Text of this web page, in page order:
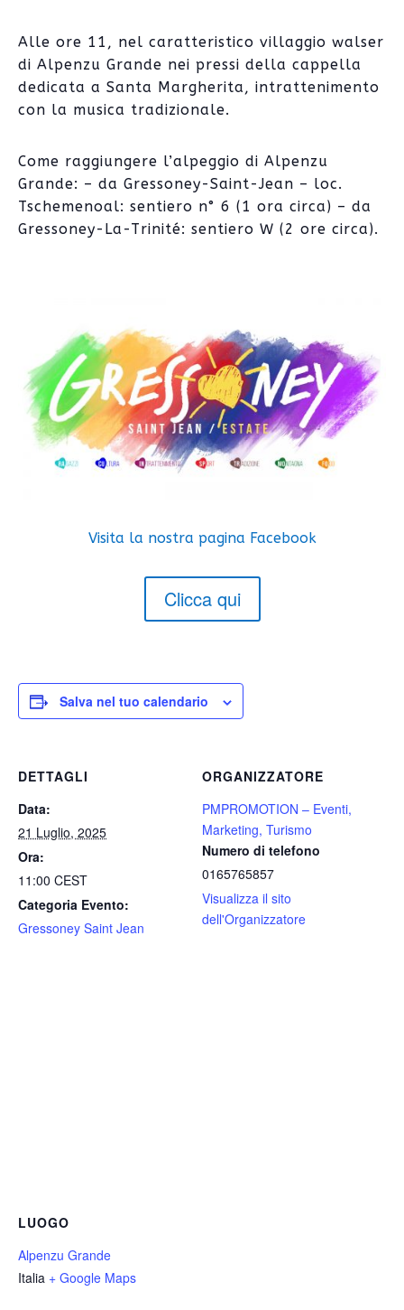
Alle ore 11, nel caratteristico villaggio walser
di Alpenzu Grande nei pressi della cappella
dedicata a Santa Margherita, intrattenimento
con la musica tradizionale.
Come raggiungere l’alpeggio di Alpenzu
Grande: – da Gressoney-Saint-Jean – loc.
Tschemenoal: sentiero n° 6 (1 ora circa) – da
Gressoney-La-Trinité: sentiero W (2 ore circa).
Visita la nostra pagina Facebook
Clicca qui
Salva nel tuo calendario
DETTAGLI
Data:
21 Luglio, 2025
Ora:
11:00 CEST
Categoria Evento:
Gressoney Saint Jean
ORGANIZZATORE
PMPROMOTION – Eventi,
Marketing, Turismo
Numero di telefono
0165765857
Visualizza il sito
dell'Organizzatore
LUOGO
Alpenzu Grande
Italia + Google Maps